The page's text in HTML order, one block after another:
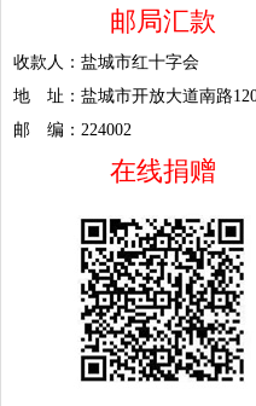
邮局汇款
收款人：盐城市红十字会
地 址：盐城市开放大道南路
邮 编：224002
在线捐赠